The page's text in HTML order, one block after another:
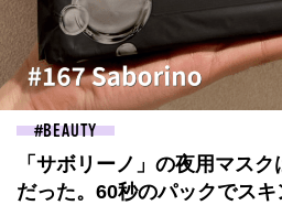
BEAUTY
「サボリーノ」の夜用マス
だった。60秒のパックでス